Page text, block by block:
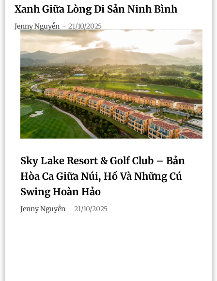
Xanh Giữa Lòng Di Sản Ninh Bình
Jenny Nguyễn - 21/10/2025
Sky Lake Resort & Golf Club – Bản
Hòa Ca Giữa Núi, Hồ Và Những Cú
Swing Hoàn Hảo
Jenny Nguyễn - 21/10/2025